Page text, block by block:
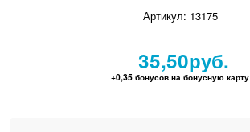
Артикул: 13175
35,50руб.
+0,35 бонусов на бонусную карту